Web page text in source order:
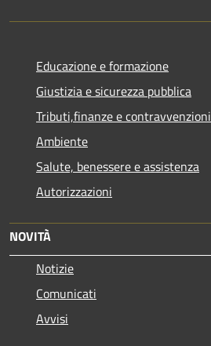
Educazione e formazione
Giustizia e sicurezza pubblica
Tributi,finanze e contravvenzioni
Ambiente
Salute, benessere e assistenza
Autorizzazioni
NOVITÀ
Notizie
Comunicati
Avvisi